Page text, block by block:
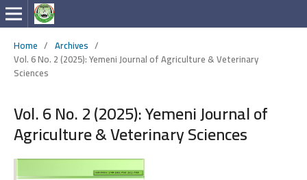
Home / Archives /
Vol. 6 No. 2 (2025): Yemeni Journal of Agriculture & Veterinary
Sciences
Vol. 6 No. 2 (2025): Yemeni Journal of
Agriculture & Veterinary Sciences